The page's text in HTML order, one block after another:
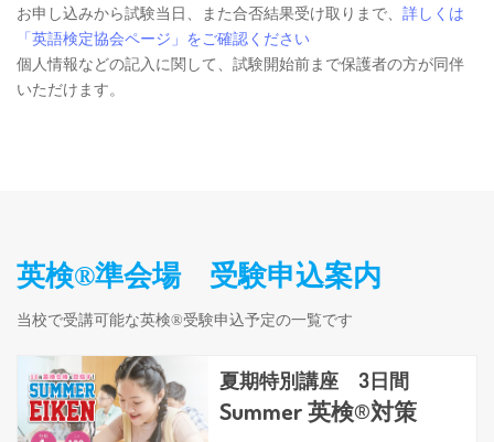
お申し込みから試験当日、また合否結果受け取りまで、 詳しくは
「英語検定協会ページ」をご確認ください
個人情報などの記入に関して、試験開始前まで保護者の方が同伴
いただけます。
英検®準会場 受験申込案内
当校で受講可能な英検®受験申込予定の一覧です
夏期特別講座 3日間
Summer 英検®対策